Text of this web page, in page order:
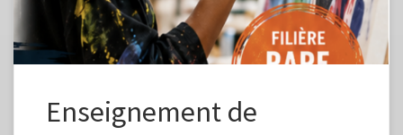
Enseignement de